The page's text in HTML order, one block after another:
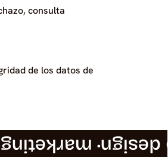
consulta
de los datos de
· web
· marketing